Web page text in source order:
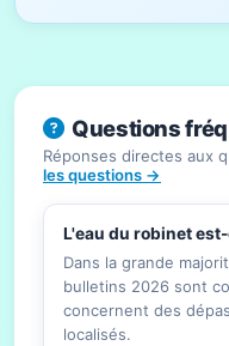
Questions
Réponses directes aux
les questions →
L'eau du robinet
Dans la grande
bulletins 2026 sont
concernent des
localisés.